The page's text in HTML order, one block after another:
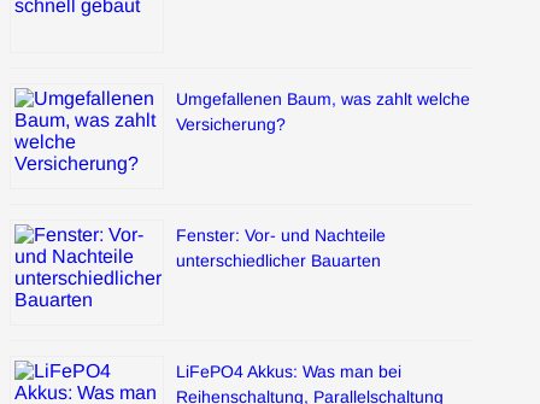
Umgefallenen Baum, was zahlt welche
Versicherung?
Fenster: Vor- und Nachteile
unterschiedlicher Bauarten
LiFePO4 Akkus: Was man bei
Reihenschaltung, Parallelschaltung